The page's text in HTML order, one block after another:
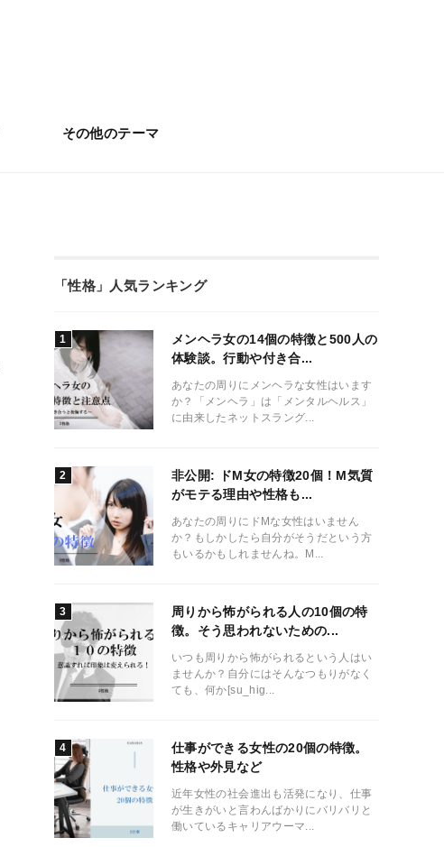
その他のテーマ
「性格」人気ランキング
メンヘラ女の14個の特徴と500人の
体験談。行動や付き合...
あなたの周りにメンヘラな女性はいます
か？「メンヘラ」は「メンタルヘルス」
に由来したネットスラング...
非公開: ドM女の特徴20個！M気質
がモテる理由や性格も...
あなたの周りにドMな女性はいません
か？もしかしたら自分がそうだという方
もいるかもしれませんね。M...
周りから怖がられる人の10個の特
徴。そう思われないための...
いつも周りから怖がられるという人はい
ませんか？自分にはそんなつもりがなく
ても、何か[su_hig...
仕事ができる女性の20個の特徴。
性格や外見など
近年女性の社会進出も活発になり、仕事
が生きがいと言わんばかりにバリバリと
働いているキャリアウーマ...